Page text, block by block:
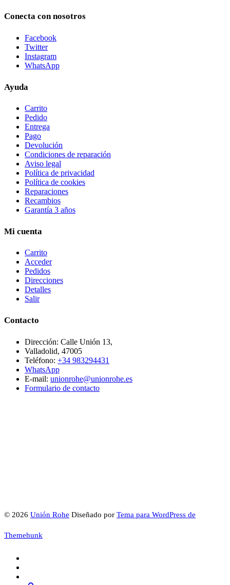
Conecta con nosotros
Facebook
Twitter
Instagram
WhatsApp
Ayuda
Carrito
Pedido
Entrega
Pago
Devolución
Condiciones de reparación
Aviso legal
Política de privacidad
Política de cookies
Reparaciones
Recambios
Garantía 3 años
Mi cuenta
Carrito
Acceder
Pedidos
Direcciones
Detalles
Salir
Contacto
Dirección: Calle Unión 13,
Valladolid, 47005
Teléfono: +34 983294431
WhatsApp
E-mail: unionrohe@unionrohe.es
Formulario de contacto
© 2026 Unión Rohe Diseñado por Tema para WordPress de
Themehunk